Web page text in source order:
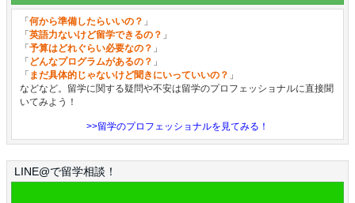
「 何から準備したらいいの？ 」
「 英語力ないけど留学できるの？ 」
「 予算はどれぐらい必要なの？ 」
「 どんなプログラムがあるの？ 」
「 まだ具体的じゃないけど聞きにいっていいの？ 」
などなど。留学に関する疑問や不安は留学のプロフェッショナルに直接聞
いてみよう！
>>留学のプロフェッショナルを見てみる！
LINE@で留学相談！